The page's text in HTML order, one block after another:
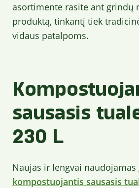
asortimente rasite ant grindų
produktą, tinkantį tiek
vidaus patalpoms.
sausasis
230 L
Naujas ir lengvai naudojamas
kompostuojantis sausasis